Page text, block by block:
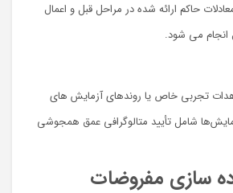
حاکم ارائه شده در مراحل قبل و اعمال
انجام می شود.
تجربی خاص یا روندهای آزمایش های
شامل تأیید متالوگرافی عمق همجوشی
سازی مفروضات